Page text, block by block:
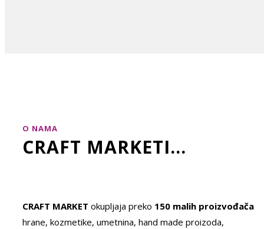
O NAMA
CRAFT MARKETI...
CRAFT MARKET okupljaja preko 150 malih proizvođača
hrane, kozmetike, umetnina, hand made proizoda,